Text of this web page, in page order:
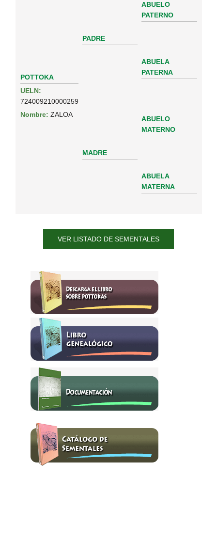
POTTOKA
UELN:
724009210000259
Nombre: ZALOA
PADRE
ABUELO
PATERNO
ABUELA
PATERNA
MADRE
ABUELO
MATERNO
ABUELA
MATERNA
VER LISTADO DE SEMENTALES